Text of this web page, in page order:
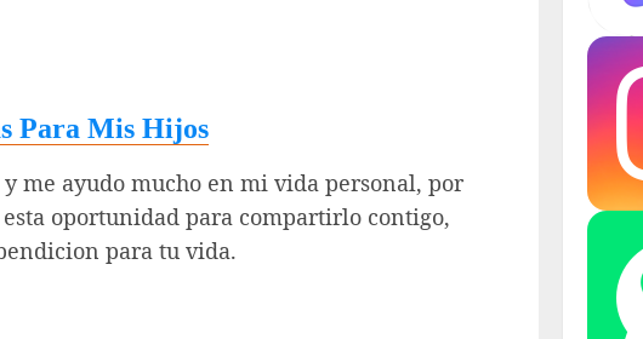
Para Mis Hijos
me ayudo mucho en mi vida personal, por
oportunidad para compartirlo contigo,
para tu vida.